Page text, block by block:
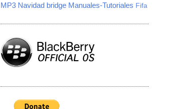
MP3 Navidad bridge Manuales-Tutoriales Fifa